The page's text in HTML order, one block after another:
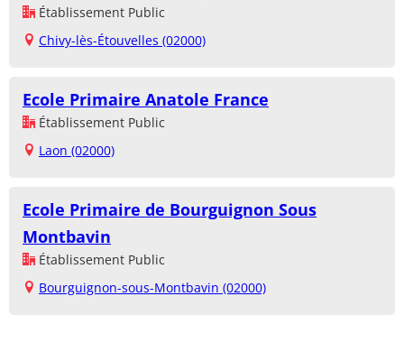
Établissement Public
Chivy-lès-Étouvelles (02000)
Ecole Primaire Anatole France
Établissement Public
Laon (02000)
Ecole Primaire de Bourguignon Sous
Montbavin
Établissement Public
Bourguignon-sous-Montbavin (02000)